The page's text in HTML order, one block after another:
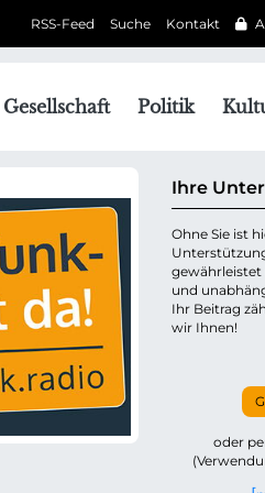
Kontakt
Suche
RSS-Feed
Gesellschaft Politik
Ihre
Ohne Sie ist
gewährleistet
und
Ihr Beitrag
wir Ihnen!
oder